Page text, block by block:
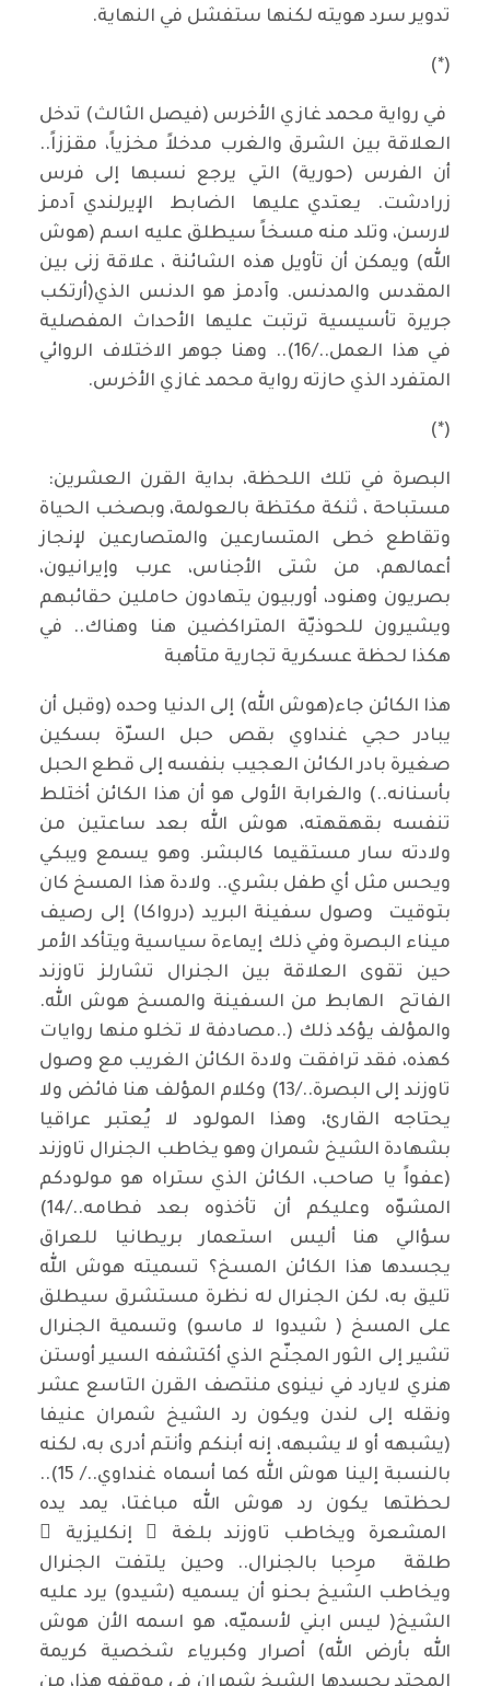
تدوير سرد هويته لكنها ستفشل في النهاية.
(*)
في رواية محمد غازي الأخرس (فيصل الثالث) تدخل
العلاقة بين الشرق والغرب مدخلاً مخزياً، مقززاً..
أن الفرس (حورية) التي يرجع نسبها إلى فرس
زرادشت. يعتدي عليها الضابط الإيرلندي آدمز
لارسن، وتلد منه مسخاً سيطلق عليه اسم (هوش
الله) ويمكن أن تأويل هذه الشائنة ، علاقة زنى بين
المقدس والمدنس. وآدمز هو الدنس الذي(أرتكب
جريرة تأسيسية ترتبت عليها الأحداث المفصلية
في هذا العمل../16).. وهنا جوهر الاختلاف الروائي
المتفرد الذي حازته رواية محمد غازي الأخرس.
(*)
البصرة في تلك اللحظة، بداية القرن العشرين:
مستباحة ، ثنكة مكتظة بالعولمة، وبصخب الحياة
وتقاطع خطى المتسارعين والمتصارعين لإنجاز
أعمالهم، من شتى الأجناس، عرب وإيرانيون،
بصريون وهنود، أوربيون يتهادون حاملين حقائبهم
ويشيرون للحوذيّة المتراكضين هنا وهناك.. في
هكذا لحظة عسكرية تجارية متأهبة
هذا الكائن جاء(هوش الله) إلى الدنيا وحده (وقبل أن
يبادر حجي غنداوي بقص حبل السرّة بسكين
صغيرة بادر الكائن العجيب بنفسه إلى قطع الحبل
بأسنانه..) والغرابة الأولى هو أن هذا الكائن أختلط
تنفسه بقهقهته، هوش الله بعد ساعتين من
ولادته سار مستقيما كالبشر. وهو يسمع ويبكي
ويحس مثل أي طفل بشري.. ولادة هذا المسخ كان
بتوقيت وصول سفينة البريد (درواكا) إلى رصيف
ميناء البصرة وفي ذلك إيماءة سياسية ويتأكد الأمر
حين تقوى العلاقة بين الجنرال تشارلز تاوزند
الفاتح الهابط من السفينة والمسخ هوش الله.
والمؤلف يؤكد ذلك (..مصادفة لا تخلو منها روايات
كهذه، فقد ترافقت ولادة الكائن الغريب مع وصول
تاوزند إلى البصرة../13) وكلام المؤلف هنا فائض ولا
يحتاجه القارئ، وهذا المولود لا يُعتبر عراقيا
بشهادة الشيخ شمران وهو يخاطب الجنرال تاوزند
(عفواً يا صاحب، الكائن الذي ستراه هو مولودكم
المشوّه وعليكم أن تأخذوه بعد فطامه../14)
سؤالي هنا أليس استعمار بريطانيا للعراق
يجسدها هذا الكائن المسخ؟ تسميته هوش الله
تليق به، لكن الجنرال له نظرة مستشرق سيطلق
على المسخ ( شيدوا لا ماسو) وتسمية الجنرال
تشير إلى الثور المجنّح الذي أكتشفه السير أوستن
هنري لايارد في نينوى منتصف القرن التاسع عشر
ونقله إلى لندن ويكون رد الشيخ شمران عنيفا
(يشبهه أو لا يشبهه، إنه أبنكم وأنتم أدرى به، لكنه
بالنسبة إلينا هوش الله كما أسماه غنداوي../ 15)..
لحظتها يكون رد هوش الله مباغتا، يمد يده
المشعرة ويخاطب تاوزند بلغة ٍ إنكليزية ٍ
طلقة مرِحبا بالجنرال.. وحين يلتفت الجنرال
ويخاطب الشيخ بحنو أن يسميه (شيدو) يرد عليه
الشيخ( ليس ابني لأسميّه، هو اسمه الأن هوش
الله بأرض الله) أصرار وكبرياء شخصية كريمة